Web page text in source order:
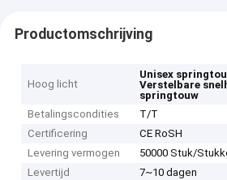
Productomschrijving
Hoog licht
Unisex
Verstelbare
springtouw
Betalingscondities
T/T
Certificering
CE RoSH
Levering vermogen
50000 Stuk/
Levertijd
7~10 dagen